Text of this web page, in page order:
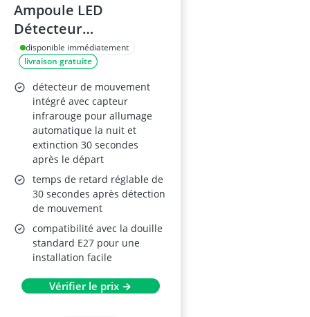
Ampoule LED
Détecteur
Mouvement E27 9W
disponible immédiatement
livraison gratuite
détecteur de mouvement
intégré avec capteur
infrarouge pour allumage
automatique la nuit et
extinction 30 secondes
après le départ
temps de retard réglable de
30 secondes après détection
de mouvement
compatibilité avec la douille
standard E27 pour une
installation facile
Vérifier le prix →